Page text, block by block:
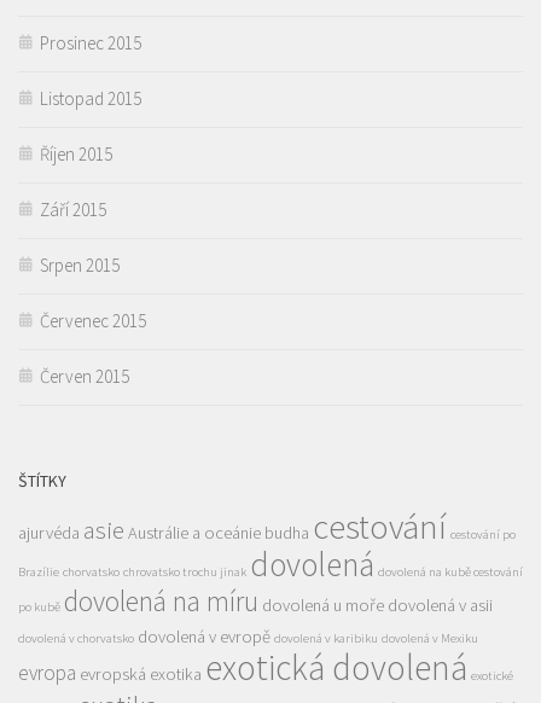
Prosinec 2015
Listopad 2015
Říjen 2015
Září 2015
Srpen 2015
Červenec 2015
Červen 2015
ŠTÍTKY
ajurvéda asie Austrálie a oceánie budha cestování cestování po
Brazílie chorvatsko chrovatsko trochu jinak dovolená dovolená na kubě cestování
po kubě dovolená na míru dovolená u moře dovolená v asii
dovolená v chorvatsko dovolená v evropě dovolená v karibiku dovolená v Mexiku
evropa evropská exotika exotická dovolená exotické